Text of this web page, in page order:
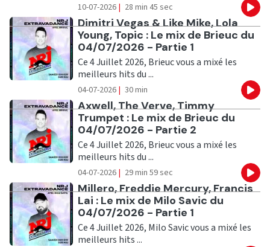
10-07-2026 | 28 min 45 sec
Ecouter
Dimitri Vegas & Like Mike, Lola
Young, Topic : Le mix de Brieuc du
04/07/2026 - Partie 1
Ce 4 Juillet 2026, Brieuc vous a mixé les
meilleurs hits du ...
04-07-2026 | 30 min
Ecouter
Axwell, The Verve, Timmy
Trumpet : Le mix de Brieuc du
04/07/2026 - Partie 2
Ce 4 Juillet 2026, Brieuc vous a mixé les
meilleurs hits du ...
04-07-2026 | 29 min 59 sec
Ecouter
Millero, Freddie Mercury, Francis
Lai : Le mix de Milo Savic du
04/07/2026 - Partie 1
Ce 4 Juillet 2026, Milo Savic vous a mixé les
meilleurs hits ...